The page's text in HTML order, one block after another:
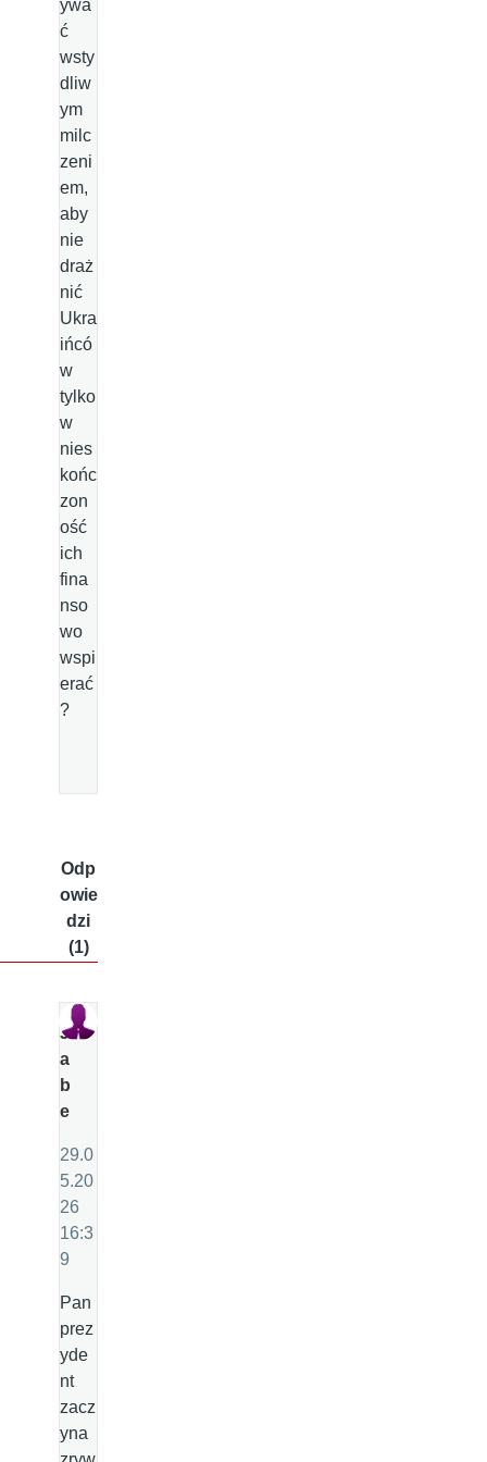
ywa
ć
wsty
dliw
ym
milc
zeni
em,
aby
nie
draż
nić
Ukra
ińcó
w
tylko
w
nies
końc
zon
ość
ich
fina
nso
wo
wspi
erać
?
Odp
owie
dzi
(1)
J
a
b
e
29.0
5.20
26
16:3
9
Pan
prez
yde
nt
zacz
yna